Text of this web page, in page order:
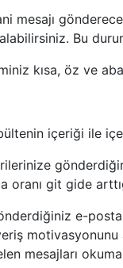
mesajı
Bu
kısa, öz ve
içeriği ile
oranı git gide
e-
motivasyonunu
mesajları